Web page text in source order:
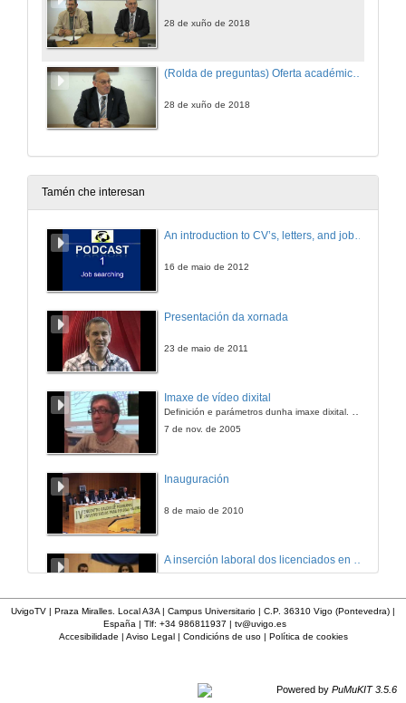
28 de xuño de 2018
28 de xuño de 2018
Tamén che interesan
An introduction to CV’s, letters, and job searching
16 de maio de 2012
Presentación da xornada
23 de maio de 2011
Imaxe de vídeo dixital
7 de nov. de 2005
Inauguración
8 de maio de 2010
A inserción laboral dos licenciados en Ciencias do Mar: a carreira investigadora
Apertura do acto
UvigoTV | Praza Miralles. Local A3A | Campus Universitario | C.P. 36310 Vigo (Pontevedra) |
España | Tlf: +34 986811937 | tv@uvigo.es
Accesibilidade | Aviso Legal| Condicións de uso| Política de cookies
Powered by PuMuKIT 3.5.6